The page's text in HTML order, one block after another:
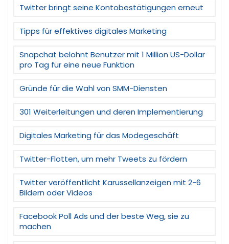
Twitter bringt seine Kontobestätigungen erneut
Tipps für effektives digitales Marketing
Snapchat belohnt Benutzer mit 1 Million US-Dollar
pro Tag für eine neue Funktion
Gründe für die Wahl von SMM-Diensten
301 Weiterleitungen und deren Implementierung
Digitales Marketing für das Modegeschäft
Twitter-Flotten, um mehr Tweets zu fördern
Twitter veröffentlicht Karussellanzeigen mit 2-6
Bildern oder Videos
Facebook Poll Ads und der beste Weg, sie zu
machen